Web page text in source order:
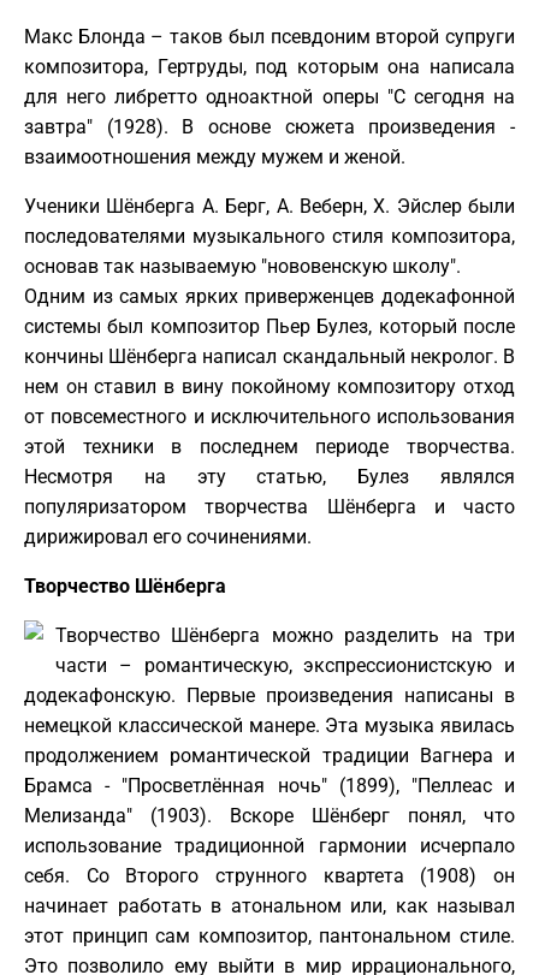
Макс Блонда – таков был псевдоним второй супруги
композитора, Гертруды, под которым она написала
для него либретто одноактной оперы "С сегодня на
завтра" (1928). В основе сюжета произведения -
взаимоотношения между мужем и женой.
Ученики Шёнберга А. Берг, А. Веберн, Х. Эйслер были
последователями музыкального стиля композитора,
основав так называемую "нововенскую школу".
Одним из самых ярких приверженцев додекафонной
системы был композитор Пьер Булез, который после
кончины Шёнберга написал скандальный некролог. В
нем он ставил в вину покойному композитору отход
от повсеместного и исключительного использования
этой техники в последнем периоде творчества.
Несмотря на эту статью, Булез являлся
популяризатором творчества Шёнберга и часто
дирижировал его сочинениями.
Творчество Шёнберга
Творчество Шёнберга можно разделить на три
части – романтическую, экспрессионистскую и
додекафонскую. Первые произведения написаны в
немецкой классической манере. Эта музыка явилась
продолжением романтической традиции Вагнера и
Брамса - "Просветлённая ночь" (1899), "Пеллеас и
Мелизанда" (1903). Вскоре Шёнберг понял, что
использование традиционной гармонии исчерпало
себя. Со Второго струнного квартета (1908) он
начинает работать в атональном или, как называл
этот принцип сам композитор, пантональном стиле.
Это позволило ему выйти в мир иррационального,